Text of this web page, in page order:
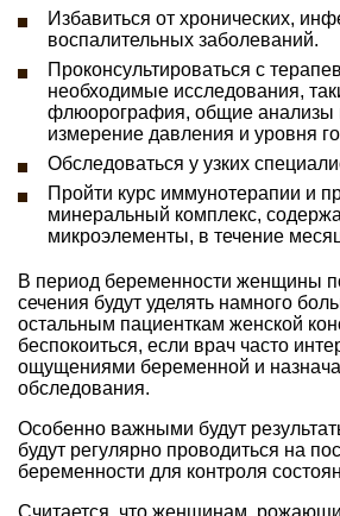
Избавиться от хронических,
воспалительных заболеваний.
Проконсультироваться с
необходимые исследования,
флюорография, общие анализы
измерение давления и уровня
Обследоваться у узких
Пройти курс иммунотерапии и
минеральный комплекс,
микроэлементы, в течение
В период беременности женщины
сечения будут уделять намного
остальным пациенткам женской
беспокоиться, если врач часто
ощущениями беременной и
обследования.
Особенно важными будут
будут регулярно проводиться на
беременности для контроля
Считается, что женщинам,